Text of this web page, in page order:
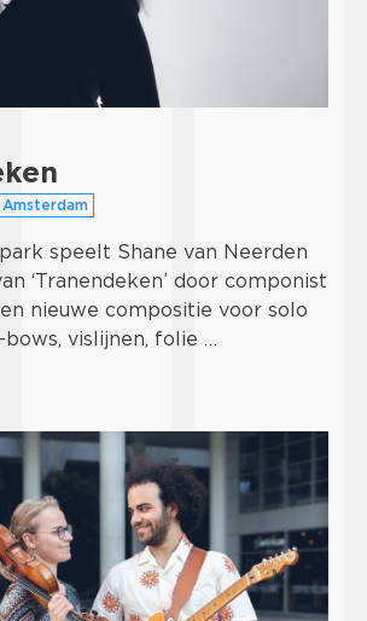
speelt Shane van Neerden
‘Tranendeken’ door componist
nieuwe compositie voor solo
bows, vislijnen, folie …